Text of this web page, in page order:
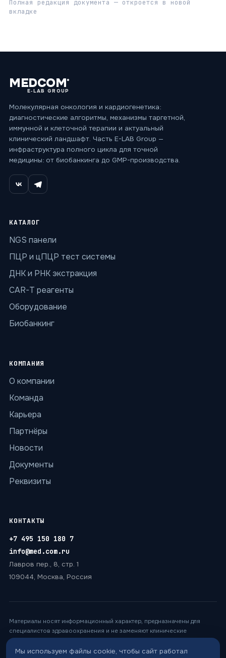
Полная редакция документа — откроется в новой
вкладке
MEDCOM®
E‑LAB GROUP
Молекулярная онкология и кардиогенетика:
диагностические алгоритмы, механизмы таргетной,
иммунной и клеточной терапии и актуальный
клинический ландшафт. Часть E-LAB Group —
инфраструктура полного цикла для точной
медицины: от биобанкинга до GMP-производства.
КАТАЛОГ
NGS панели
ПЦР и цПЦР тест системы
ДНК и РНК экстракция
CAR-T реагенты
Оборудование
Биобанкинг
КОМПАНИЯ
О компании
Команда
Карьера
Партнёры
Новости
Документы
Реквизиты
КОНТАКТЫ
+7 495 150 180 7
info@med.com.ru
Лавров пер., 8, стр. 1
109044, Москва, Россия
Материалы носят информационный характер, предназначены для
специалистов здравоохранения и не заменяют клинические
рекомендации, инструкции к препаратам и консультацию врача.
Названия препаратов, мишеней и статусы регистрации приведены для
Мы используем файлы cookie, чтобы сайт работал